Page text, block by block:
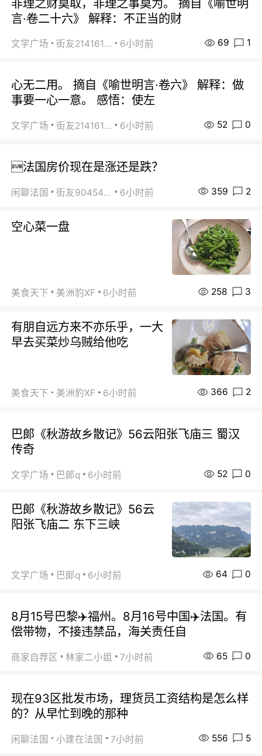
非理之财莫取，非理之事莫为。 摘自《喻世明
言·卷二十六》 解释：不正当的财
文学广场 街友21416156 6小时前 69 1
心无二用。 摘自《喻世明言·卷六》 解释：做
事要一心一意。 感悟：使左
文学广场 街友21416156 6小时前 52 0
法国房价现在是涨还是跌？
闲聊法国 街友90454511 6小时前 359 2
空心菜一盘
美食天下 美洲豹XF 6小时前 258 3
有朋自远方来不亦乐乎，一大
早去买菜炒乌贼给他吃
美食天下 美洲豹XF 6小时前 366 2
巴郞《秋游故乡散记》56云阳张飞庙三 蜀汉
传奇
文学广场 巴郞q 6小时前 52 0
巴郞《秋游故乡散记》56云
阳张飞庙二 东下三峡
文学广场 巴郞q 6小时前 64 0
8月15号巴黎✈️福州。8月16号中国✈️法国。有
偿带物，不接违禁品，海关责任自
商家自荐区 林家二小姐 7小时前 65 0
现在93区批发市场，理货员工资结构是怎么样
的？从早忙到晚的那种
闲聊法国 小建在法国 7小时前 556 5